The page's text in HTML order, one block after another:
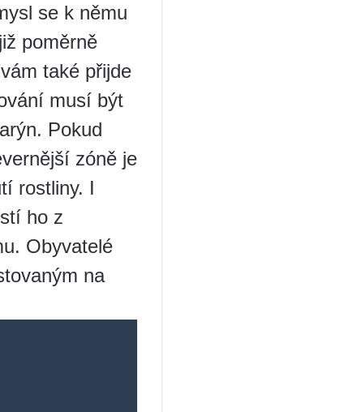
se k němu
poměrně
také přijde
musí být
Pokud
zóně je
rostliny. I
ho z
Obyvatelé
na